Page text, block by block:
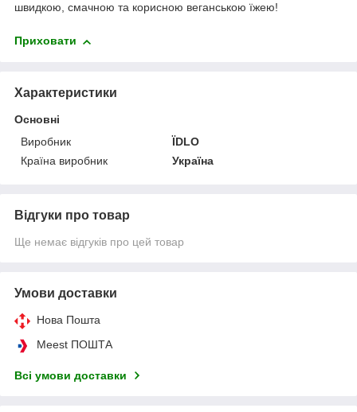
швидкою, смачною та корисною веганською їжею!
Приховати
Характеристики
Основні
Виробник
ЇDLO
Країна виробник
Україна
Відгуки про товар
Ще немає відгуків про цей товар
Умови доставки
Нова Пошта
Meest ПОШТА
Всі умови доставки